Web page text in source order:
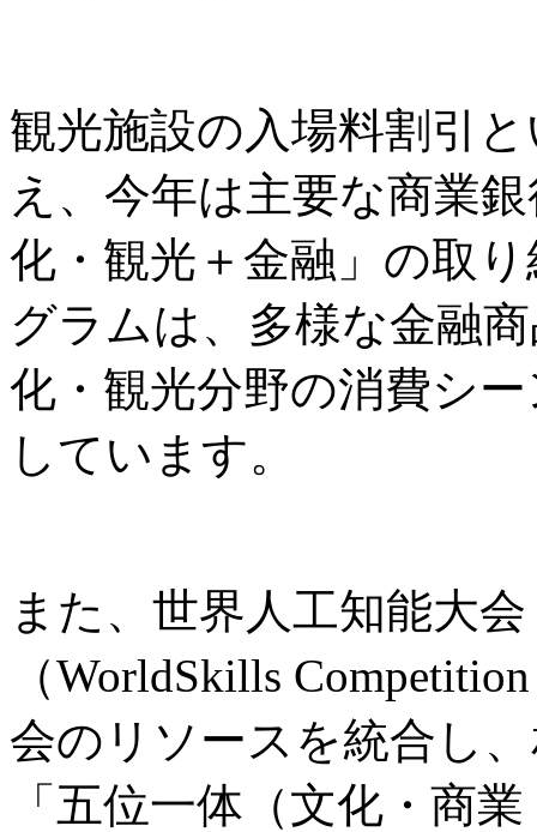
観光施設の入場料割引
え、今年は主要な商業
化・観光＋金融」の取
グラムは、多様な金融
化・観光分野の消費シ
しています。
また、世界人工知能大
（WorldSkills
会のリソースを統合し
「五位一体（文化・商